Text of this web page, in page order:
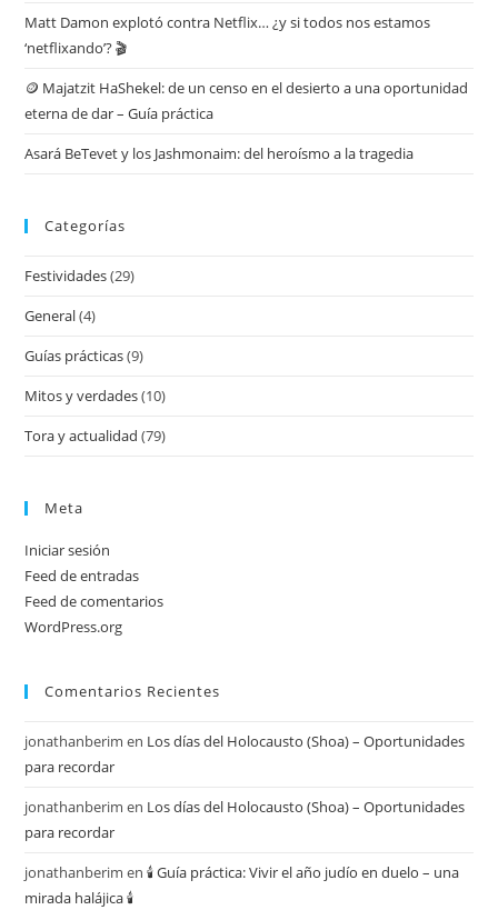
Matt Damon explotó contra Netflix… ¿y si todos nos estamos
‘netflixando’? 🎬
🪙 Majatzit HaShekel: de un censo en el desierto a una oportunidad
eterna de dar – Guía práctica
Asará BeTevet y los Jashmonaim: del heroísmo a la tragedia
Categorías
Festividades(29)
General(4)
Guías prácticas(9)
Mitos y verdades(10)
Tora y actualidad (79)
Meta
Iniciar sesión
Feed de entradas
Feed de comentarios
WordPress.org
Comentarios Recientes
jonathanberim en Los días del Holocausto (Shoa) – Oportunidades
para recordar
jonathanberim en Los días del Holocausto (Shoa) – Oportunidades
para recordar
jonathanberim en🕯️ Guía práctica: Vivir el año judío en duelo – una
mirada halájica 🕯️